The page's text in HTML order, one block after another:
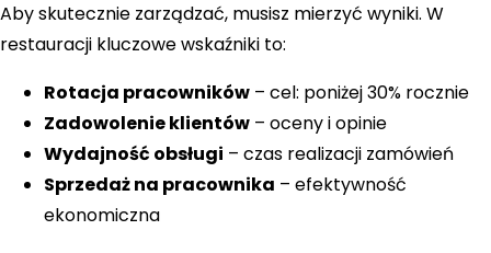
Aby skutecznie zarządzać, musisz mierzyć wyniki. W
restauracji kluczowe wskaźniki to:
Rotacja pracowników – cel: poniżej 30% rocznie
Zadowolenie klientów – oceny i opinie
Wydajność obsługi – czas realizacji zamówień
Sprzedaż na pracownika – efektywność
ekonomiczna